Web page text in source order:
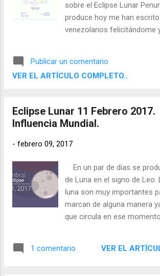
sobre el Eclipse Lunar
produce hoy me han
venezolanos felicitándome
apreciarlo mejor aquí
astral del Eclipse para
Publicar un comentario
VER EL ARTÍCULO COMPLETO..
Eclipse Lunar 11 Febrero 2017.
Influencia Mundial.
- febrero 09, 2017
En un par de días se
de Luna en el signo de Leo.
luna son muy importantes
marcan de alguna manera
que circula en ese
1 comentario VER EL